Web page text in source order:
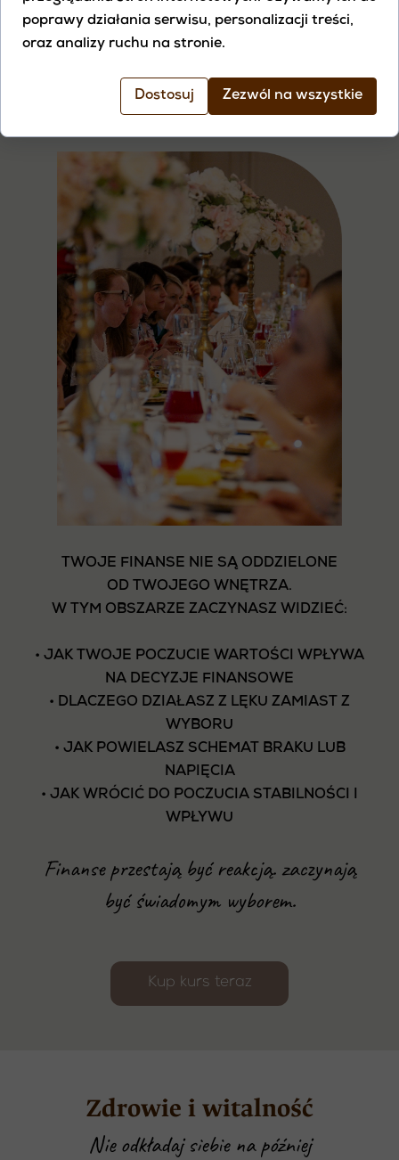
Finanse i spełnienie
W kursie Doktor Miłość nigdy nie jesteś sam
Finanse przestają być reakcją. zaczynają
być świadomym wyborem.
TWOJE FINANSE NIE SĄ ODDZIELONE
OD TWOJEGO WNĘTRZA.
W TYM OBSZARZE ZACZYNASZ WIDZIEĆ:
• JAK TWOJE POCZUCIE WARTOŚCI WPŁYWA
NA DECYZJE FINANSOWE
• DLACZEGO DZIAŁASZ Z LĘKU ZAMIAST Z
WYBORU
• JAK POWIELASZ SCHEMAT BRAKU LUB
NAPIĘCIA
• JAK WRÓCIĆ DO POCZUCIA STABILNOŚCI I
WPŁYWU
Kup kurs teraz
Zdrowie i witalność
Nie odkładaj siebie na później
poprawy działania serwisu, personalizacji treści,
oraz analizy ruchu na stronie.
Dostosuj Zezwól na wszystkie